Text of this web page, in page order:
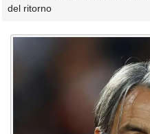
del ritorno